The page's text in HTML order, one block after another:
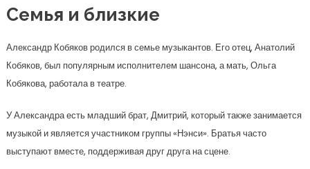
Семья и близкие
Александр Кобяков родился в семье музыкантов. Его отец, Анатолий
Кобяков, был популярным исполнителем шансона, а мать, Ольга
Кобякова, работала в театре.
У Александра есть младший брат, Дмитрий, который также занимается
музыкой и является участником группы «Нэнси». Братья часто
выступают вместе, поддерживая друг друга на сцене.